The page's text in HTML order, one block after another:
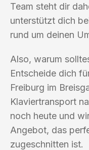
Team steht dir
unterstützt dich
rund um deinen
Also, warum
Entscheide dich
Freiburg im
Klaviertransport
noch heute und
Angebot, das
zugeschnitten ist.